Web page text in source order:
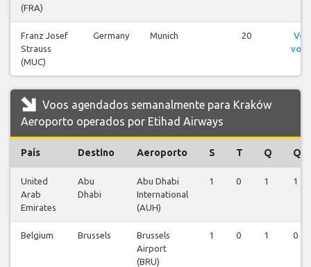
(FRA)
Franz Josef
Strauss
(MUC)
Germany Munich 20
Ver
voos
Voos agendados semanalmente para Kraków
Aeroporto operados por Etihad Airways
País Destino Aeroporto S T Q Q
United
Arab
Emirates
Abu
Dhabi
Abu Dhabi
International
(AUH)
1 0 1 1
Belgium Brussels
Brussels
Airport
(BRU)
1 0 1 0